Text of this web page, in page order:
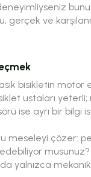
gerçek ve
bisikletin motor
ustaları
ise ayrı bir bilgi
meseleyi çözer:
musunuz?
yalnızca mekanik